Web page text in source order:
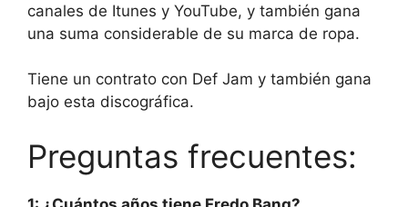
canales de Itunes y YouTube, y también gana
una suma considerable de su marca de ropa.
Tiene un contrato con Def Jam y también gana
bajo esta discográfica.
Preguntas frecuentes: